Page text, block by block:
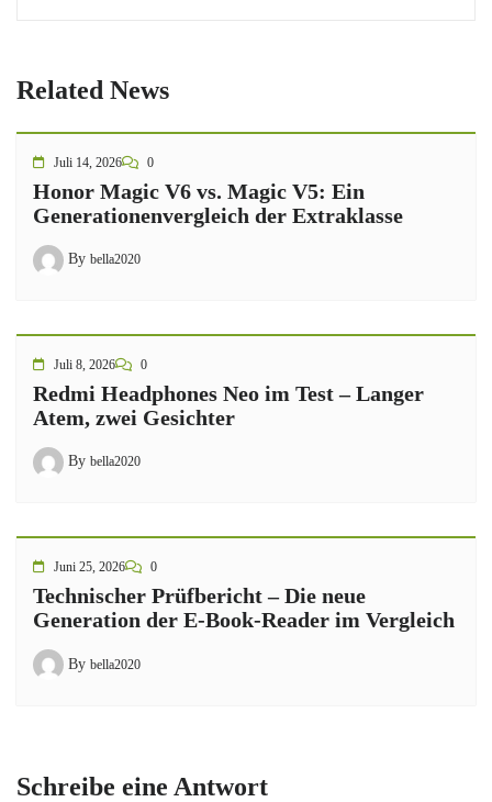
Related News
Juli 14, 2026 0
Honor Magic V6 vs. Magic V5: Ein
Generationenvergleich der Extraklasse
By bella2020
Juli 8, 2026 0
Redmi Headphones Neo im Test – Langer
Atem, zwei Gesichter
By bella2020
Juni 25, 2026 0
Technischer Prüfbericht – Die neue
Generation der E-Book-Reader im Vergleich
By bella2020
Schreibe eine Antwort